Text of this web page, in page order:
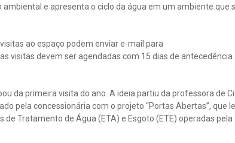
e apresenta o ciclo da água em um ambiente que
ao espaço podem enviar e-mail para
visitas devem ser agendadas com 15 dias de antecedência.
da primeira visita do ano. A ideia partiu da professora de
pela concessionária com o projeto “Portas Abertas”, que
Tratamento de Água (ETA) e Esgoto (ETE) operadas pela